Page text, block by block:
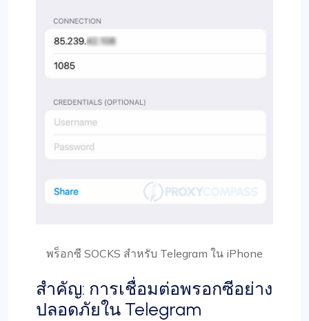
พร็อกซี SOCKS สำหรับ Telegram ใน iPhone
สำคัญ: การเชื่อมต่อพรอกซีอย่าง
ปลอดภัยใน Telegram